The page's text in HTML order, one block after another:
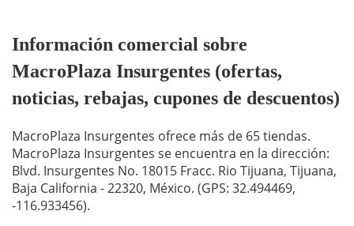
Información comercial sobre
MacroPlaza Insurgentes (ofertas,
noticias, rebajas, cupones de descuentos)
MacroPlaza Insurgentes ofrece más de 65 tiendas.
MacroPlaza Insurgentes se encuentra en la dirección:
Blvd. Insurgentes No. 18015 Fracc. Rio Tijuana, Tijuana,
Baja California - 22320, México. (GPS: 32.494469,
-116.933456).